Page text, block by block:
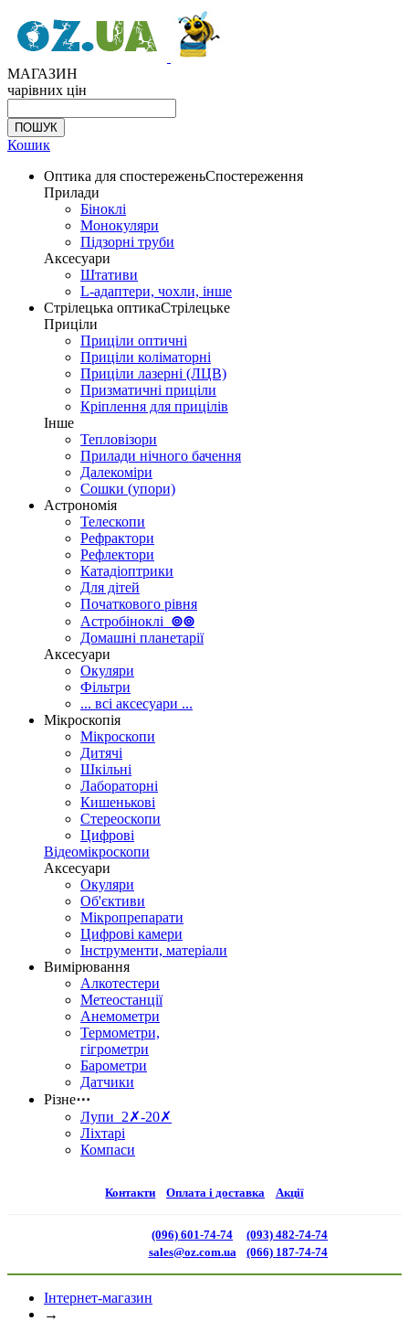
МАГАЗИН
чарівних цін
Кошик
Оптика для спостереженьСпостереження
Прилади
Біноклі
Монокуляри
Підзорні труби
Аксесуари
Штативи
L-адаптери, чохли, інше
Стрілецька оптикаСтрілецьке
Приціли
Приціли оптичні
Приціли коліматорні
Приціли лазерні (ЛЦВ)
Призматичні приціли
Кріплення для прицілів
Інше
Тепловізори
Прилади нічного бачення
Далекоміри
Сошки (упори)
Астрономія
Телескопи
Рефрактори
Рефлектори
Катадіоптрики
Для дітей
Початкового рівня
Астробіноклі ⊚⊚
Домашні планетарії
Аксесуари
Окуляри
Фільтри
... всі аксесуари ...
Мікроскопія
Мікроскопи
Дитячі
Шкільні
Лабораторні
Кишенькові
Стереоскопи
Цифрові
Відеомікроскопи
Аксесуари
Окуляри
Об'єктиви
Мікропрепарати
Цифрові камери
Інструменти, матеріали
Вимірювання
Алкотестери
Метеостанції
Анемометри
Термометри,
гігрометри
Барометри
Датчики
Різне⋯
Лупи 2✗-20✗
Ліхтарі
Компаси
Контакти Оплата і доставка Акції
(096) 601-74-74
sales@oz.com.ua
(093) 482-74-74
(066) 187-74-74
Інтернет-магазин
→